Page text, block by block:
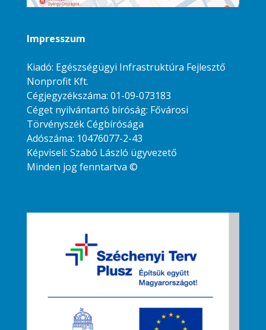
Impresszum
Kiadó: Egészségügyi Infrastruktúra Fejlesztő
Nonprofit Kft.
Cégjegyzékszáma: 01-09-073183
Céget nyilvántartó bíróság: Fővárosi
Törvényszék Cégbírósága
Adószáma: 10476077-2-43
Képviseli: Szabó László ügyvezető
Minden jog fenntartva ©